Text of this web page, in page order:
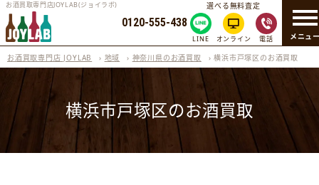
メニュ
お酒買取専門店JOYLAB(ジョイラボ)
0120-555-438
選べる無料査定
LINE オンライン 電話
お酒買取専門店 JOYLAB › 地域 › 神奈川県のお酒買取 ›横浜市戸塚区のお酒買取
横浜市戸塚区のお酒買取